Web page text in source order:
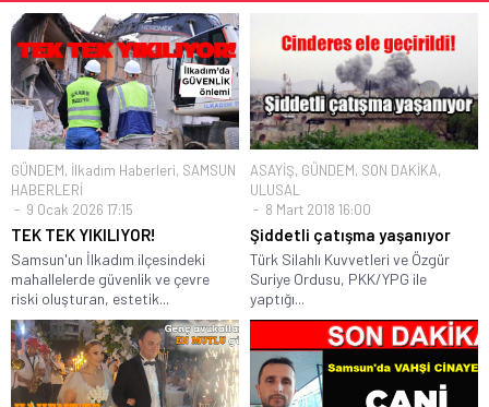
GÜNDEM, İlkadım Haberleri, SAMSUN
HABERLERİ
9 Ocak 2026 17:15
TEK TEK YIKILIYOR!
Samsun'un İlkadım ilçesindeki
mahallelerde güvenlik ve çevre
riski oluşturan, estetik...
ASAYİŞ, GÜNDEM, SON DAKİKA,
ULUSAL
8 Mart 2018 16:00
Şiddetli çatışma yaşanıyor
Türk Silahlı Kuvvetleri ve Özgür
Suriye Ordusu, PKK/YPG ile
yaptığı...